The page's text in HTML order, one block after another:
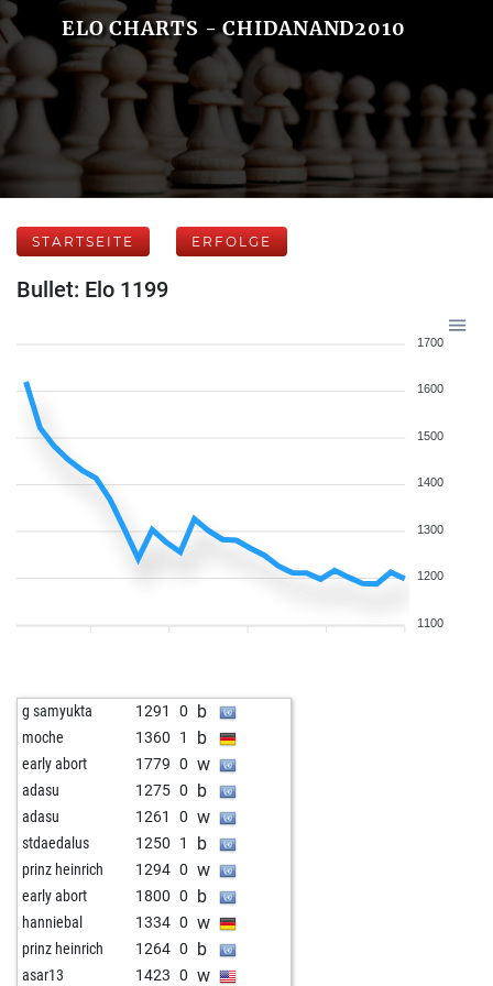
ELO CHARTS - CHIDANAND2010
STARTSEITE ERFOLGE
Bullet: Elo 1199
1700
1600
1500
1400
1300
1200
1100
g samyukta 1291 0 b
moche 1360 1 b
early abort 1779 0 w
adasu 1275 0 b
adasu 1261 0 w
stdaedalus 1250 1 b
prinz heinrich 1294 0 w
early abort 1800 0 b
hanniebal 1334 0 w
prinz heinrich 1264 0 b
asar13 1423 0 w